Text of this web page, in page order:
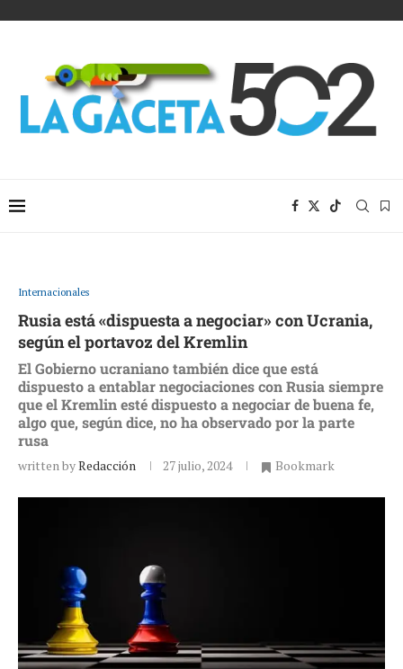
Internacionales
Rusia está «dispuesta a negociar» con Ucrania,
según el portavoz del Kremlin
El Gobierno ucraniano también dice que está
dispuesto a entablar negociaciones con Rusia siempre
que el Kremlin esté dispuesto a negociar de buena fe,
algo que, según dice, no ha observado por la parte
rusa
written byRedacción 27 julio, 2024 Bookmark